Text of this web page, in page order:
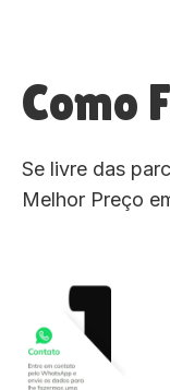
Como
Se livre das
Melhor Preço